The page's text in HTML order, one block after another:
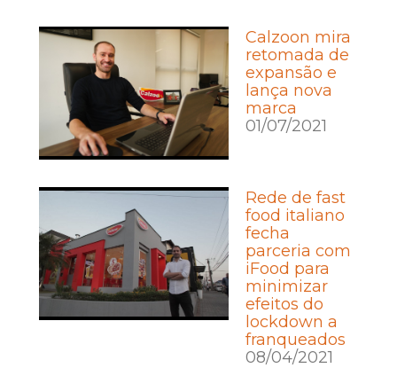
Calzoon mira
retomada de
expansão e
lança nova
marca
01/07/2021
Rede de fast
food italiano
fecha
parceria com
iFood para
minimizar
efeitos do
lockdown a
franqueados
08/04/2021